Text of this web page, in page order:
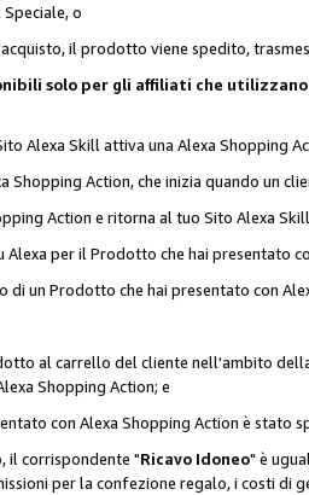
o
il prodotto viene spedito,
solo per gli affiliati che
Alexa Skill attiva una Alexa Shopping
Shopping Action, che inizia quando un
Action e ritorna al tuo Sito Alexa
per il Prodotto che hai presentato
di un Prodotto che hai presentato con
al carrello del cliente nell'ambito
Shopping Action; e
con Alexa Shopping Action è stato
il corrispondente "Ricavo Idoneo" è
per la confezione regalo, i costi di